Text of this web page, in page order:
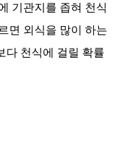
기관지를 좁혀 천식
면 외식을 많이 하는
다 천식에 걸릴 확률